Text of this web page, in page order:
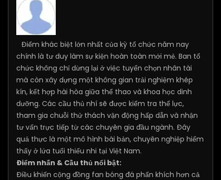
Điểm khác biệt lớn nhất của kỳ tổ chức năm nay
chính là tư duy làm sự kiện hoàn toàn mới mẻ. Ban tổ
chức không chỉ dừng lại ở việc tuyển chọn nhân tài
mà còn xây dựng một không gian trải nghiệm khép
kín, kết hợp hài hòa giữa thể thao và khoa học dinh
dưỡng. Các cầu thủ nhí sẽ được kiểm tra thể lực,
tham gia chuỗi thử thách vận động hấp dẫn và nhận
tư vấn trực tiếp từ các chuyên gia đầu ngành. Đây
quả thực là một mô hình bài bản, chuyên nghiệp hiếm
thấy ở lứa tuổi thiếu nhi tại Việt Nam.
Điểm nhấn & Cầu thủ nổi bật:
Điều khiến cộng đồng fan bóng đá phấn khích hơn cả